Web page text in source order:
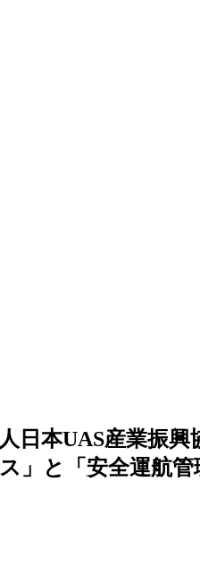
日本UAS産業振
」と「安全運航